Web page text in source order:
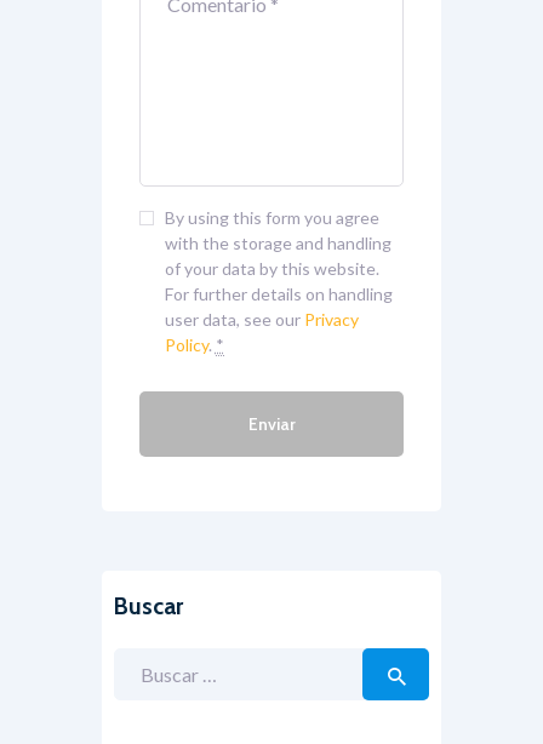
By using this form you agree
with the storage and handling
of your data by this website.
For further details on handling
user data, see our Privacy
Policy. *
Buscar